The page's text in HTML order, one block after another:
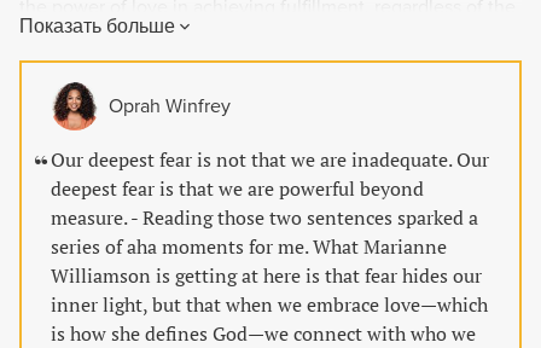
nature of personal struggles in relationships, career, or
health. By practicing love, individuals can create a more
peaceful and loving world for future generations.
Показать больше
Oprah Winfrey
Our deepest fear is not that we are inadequate. Our
deepest fear is that we are powerful beyond
measure. - Reading those two sentences sparked a
series of aha moments for me. What Marianne
Williamson is getting at here is that fear hides our
inner light, but that when we embrace love—which
is how she defines God—we connect with who we